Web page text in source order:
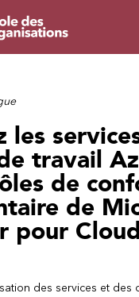
les
travail
de
de
pour
des services et des